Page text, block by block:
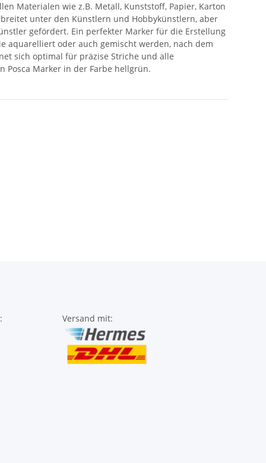
Materialen wie z.B. Metall, Kunststoff, Papier, Karton
unter den Künstlern und Hobbykünstlern, aber
gefördert. Ein perfekter Marker für die Erstellung
aquarelliert oder auch gemischt werden, nach dem
sich optimal für präzise Striche und alle
Posca Marker in der Farbe hellgrün.
Versand mit: